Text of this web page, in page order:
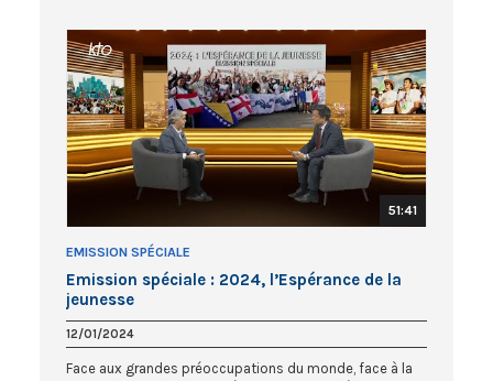
51:41
EMISSION SPÉCIALE
Emission spéciale : 2024, l’Espérance de la
jeunesse
12/01/2024
Face aux grandes préoccupations du monde, face à la